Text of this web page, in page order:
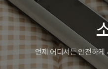
언제 어디서든 안전하